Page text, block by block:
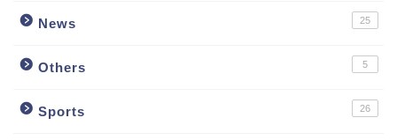
News 25
Others 5
Sports 26